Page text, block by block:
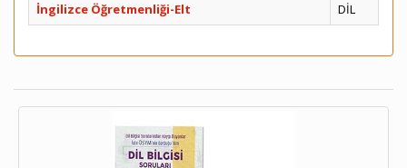
İngilizce Öğretmenliği-Elt
DİL